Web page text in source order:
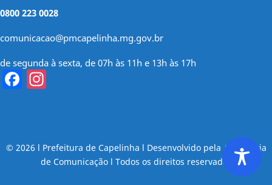
0800 223 0028
comunicacao@pmcapelinha.mg.gov.br
de segunda à sexta, de 07h às 11h e 13h às 17h
Facebook
© 2026 l Prefeitura de Capelinha l Desenvolvido pela Assessoria
de Comunicação l Todos os direitos reservados